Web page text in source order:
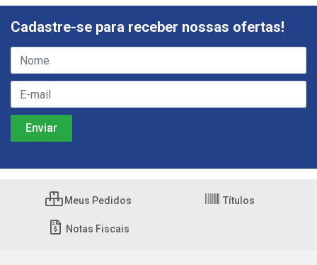
Cadastre-se para receber nossas ofertas!
Meus Pedidos Títulos
Notas Fiscais